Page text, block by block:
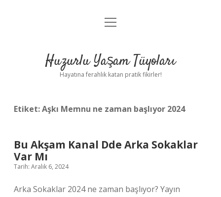
Anasayfa
Yasal Uyarı
menüyü
Huzurlu Yaşam Tüyoları
Hayatına ferahlık katan pratik fikirler!
Etiket:Aşkı Memnu ne zaman başlıyor 2024
Bu Akşam Kanal Dde Arka Sokaklar
Var Mı
Tarih: Aralık 6, 2024
Arka Sokaklar 2024 ne zaman başlıyor? Yayın